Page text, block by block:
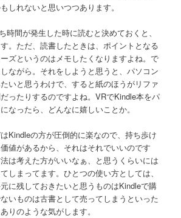
しれないと思いつつあります。
時間が発生した時に読むと決めておくと、
。ただ、読書したときは、ポイントとなる
ズというのはメモしたくなりますよね。で
ながら。それをしようと思うと、パソコン
いと思うわけで、すると紙のほうがリファ
ったりするのですよね。VRでKindle本をパ
なったら、どんなに嬉しいことか。
Kindleの方が圧倒的に楽なので、持ち歩け
値があるから、それはそれでいいのです
は考えた方がいいなぁ、と思うくらいには
しまってます。ひとつの使い方としては、
に残しておきたいと思うものはKindleで購
いものは古書として売ってしまうといった
りのような気がします。